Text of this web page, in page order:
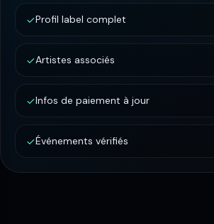
Profil label complet
Artistes associés
Infos de paiement à jour
Événements vérifiés